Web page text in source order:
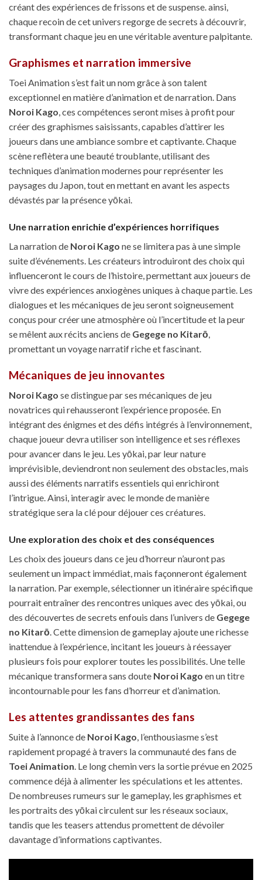
créant des expériences de frissons et de suspense. ainsi,
chaque recoin de cet univers regorge de secrets à découvrir,
transformant chaque jeu en une véritable aventure palpitante.
Graphismes et narration immersive
Toei Animation s’est fait un nom grâce à son talent
exceptionnel en matière d’animation et de narration. Dans
Noroi Kago, ces compétences seront mises à profit pour
créer des graphismes saisissants, capables d’attirer les
joueurs dans une ambiance sombre et captivante. Chaque
scène reflètera une beauté troublante, utilisant des
techniques d’animation modernes pour représenter les
paysages du Japon, tout en mettant en avant les aspects
dévastés par la présence yōkai.
Une narration enrichie d’expériences horrifiques
La narration de Noroi Kago ne se limitera pas à une simple
suite d’événements. Les créateurs introduiront des choix qui
influenceront le cours de l’histoire, permettant aux joueurs de
vivre des expériences anxiogènes uniques à chaque partie. Les
dialogues et les mécaniques de jeu seront soigneusement
conçus pour créer une atmosphère où l’incertitude et la peur
se mêlent aux récits anciens de Gegege no Kitarō,
promettant un voyage narratif riche et fascinant.
Mécaniques de jeu innovantes
Noroi Kago se distingue par ses mécaniques de jeu
novatrices qui rehausseront l’expérience proposée. En
intégrant des énigmes et des défis intégrés à l’environnement,
chaque joueur devra utiliser son intelligence et ses réflexes
pour avancer dans le jeu. Les yōkai, par leur nature
imprévisible, deviendront non seulement des obstacles, mais
aussi des éléments narratifs essentiels qui enrichiront
l’intrigue. Ainsi, interagir avec le monde de manière
stratégique sera la clé pour déjouer ces créatures.
Une exploration des choix et des conséquences
Les choix des joueurs dans ce jeu d’horreur n’auront pas
seulement un impact immédiat, mais façonneront également
la narration. Par exemple, sélectionner un itinéraire spécifique
pourrait entraîner des rencontres uniques avec des yōkai, ou
des découvertes de secrets enfouis dans l’univers de Gegege
no Kitarō. Cette dimension de gameplay ajoute une richesse
inattendue à l’expérience, incitant les joueurs à réessayer
plusieurs fois pour explorer toutes les possibilités. Une telle
mécanique transformera sans doute Noroi Kago en un titre
incontournable pour les fans d’horreur et d’animation.
Les attentes grandissantes des fans
Suite à l’annonce de Noroi Kago, l’enthousiasme s’est
rapidement propagé à travers la communauté des fans de
Toei Animation. Le long chemin vers la sortie prévue en 2025
commence déjà à alimenter les spéculations et les attentes.
De nombreuses rumeurs sur le gameplay, les graphismes et
les portraits des yōkai circulent sur les réseaux sociaux,
tandis que les teasers attendus promettent de dévoiler
davantage d’informations captivantes.